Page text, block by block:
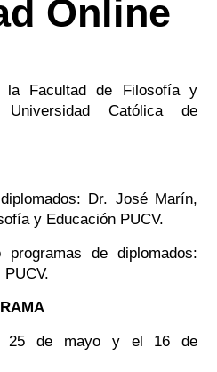
Online
la Facultad de Filosofía y
Universidad Católica de
Dr. José Marín,
y Educación PUCV.
programas de diplomados:
25 de mayo y el 16 de